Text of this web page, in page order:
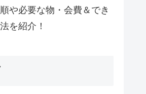
や必要な物・会費＆でき
を紹介！